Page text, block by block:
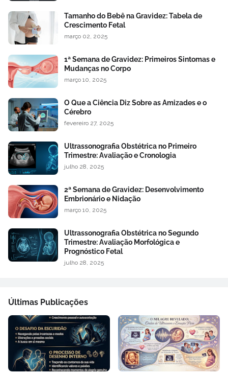
Tamanho do Bebê na Gravidez: Tabela de
Crescimento Fetal
março 02, 2025
1ª Semana de Gravidez: Primeiros Sintomas e
Mudanças no Corpo
março 10, 2025
O Que a Ciência Diz Sobre as Amizades e o
Cérebro
fevereiro 27, 2025
Ultrassonografia Obstétrica no Primeiro
Trimestre: Avaliação e Cronologia
julho 28, 2025
2ª Semana de Gravidez: Desenvolvimento
Embrionário e Nidação
março 10, 2025
Ultrassonografia Obstétrica no Segundo
Trimestre: Avaliação Morfológica e
Prognóstico Fetal
julho 28, 2025
Últimas Publicações